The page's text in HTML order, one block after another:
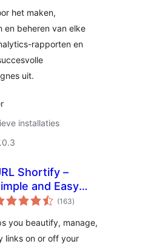
het maken,
en beheren van elke
rapporten en
uit.
installaties
Shortify –
and Easy
Shortener
(163totaal
waarderingen
)
you beautify, manage,
links on or off your